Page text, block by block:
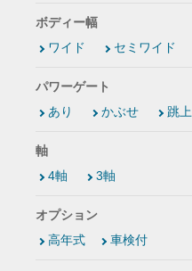
ボディー幅
ワイド
セミワイド
パワーゲート
あり
かぶせ 跳上
軸
4軸
3軸
オプション
高年式
車検付